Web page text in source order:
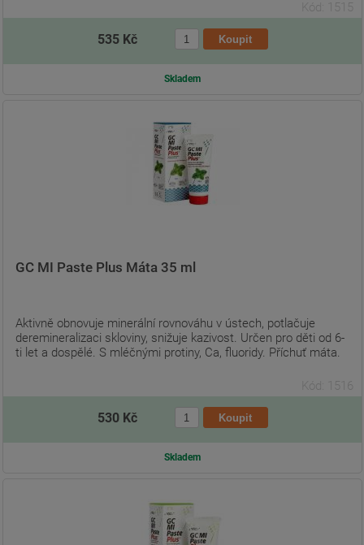
Kód: 1515
535 Kč
Skladem
GC MI Paste Plus Máta 35 ml
Aktivně obnovuje minerální rovnováhu v ústech, potlačuje
deremineralizaci skloviny, snižuje kazivost. Určen pro děti od 6-
ti let a dospělé. S mléčnými protiny, Ca, fluoridy. Příchuť máta.
Kód: 1516
530 Kč
Skladem